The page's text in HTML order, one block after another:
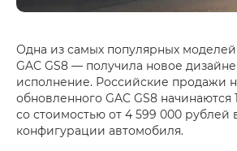
Одна из самых популярных
GAC GS8 — получила новое
исполнение. Российские продажи
обновленного GAC GS8 начинаются
со стоимостью от 4 599 000 рублей
конфигурации автомобиля.